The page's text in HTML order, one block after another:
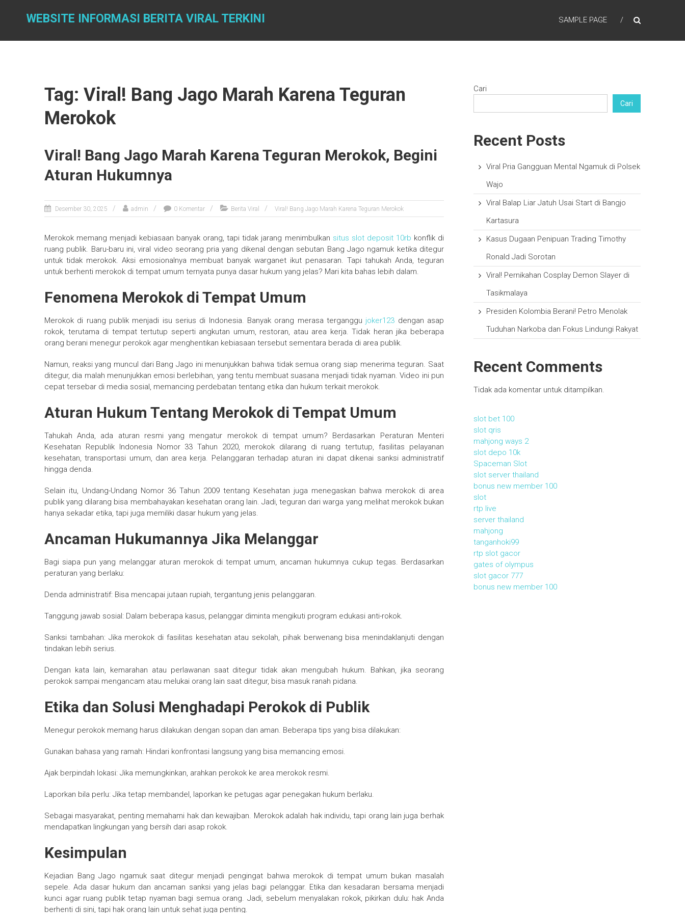
WEBSITE INFORMASI BERITA VIRAL TERKINI SAMPLE PAGE
Tag: Viral! Bang Jago Marah Karena Teguran
Merokok
Viral! Bang Jago Marah Karena Teguran Merokok, Begini
Aturan Hukumnya
Desember 30, 2025 admin 0 Komentar Berita Viral Viral! Bang Jago Marah Karena Teguran Merokok
Merokok memang menjadi kebiasaan banyak orang, tapi tidak jarang menimbulkan situs slot deposit 10rb konflik di
ruang publik. Baru-baru ini, viral video seorang pria yang dikenal dengan sebutan Bang Jago ngamuk ketika ditegur
untuk tidak merokok. Aksi emosionalnya membuat banyak warganet ikut penasaran. Tapi tahukah Anda, teguran
untuk berhenti merokok di tempat umum ternyata punya dasar hukum yang jelas? Mari kita bahas lebih dalam.
Fenomena Merokok di Tempat Umum
Merokok di ruang publik menjadi isu serius di Indonesia. Banyak orang merasa terganggu joker123 dengan asap
rokok, terutama di tempat tertutup seperti angkutan umum, restoran, atau area kerja. Tidak heran jika beberapa
orang berani menegur perokok agar menghentikan kebiasaan tersebut sementara berada di area publik.
Namun, reaksi yang muncul dari Bang Jago ini menunjukkan bahwa tidak semua orang siap menerima teguran. Saat
ditegur, dia malah menunjukkan emosi berlebihan, yang tentu membuat suasana menjadi tidak nyaman. Video ini pun
cepat tersebar di media sosial, memancing perdebatan tentang etika dan hukum terkait merokok.
Aturan Hukum Tentang Merokok di Tempat Umum
Tahukah Anda, ada aturan resmi yang mengatur merokok di tempat umum? Berdasarkan Peraturan Menteri
Kesehatan Republik Indonesia Nomor 33 Tahun 2020, merokok dilarang di ruang tertutup, fasilitas pelayanan
kesehatan, transportasi umum, dan area kerja. Pelanggaran terhadap aturan ini dapat dikenai sanksi administratif
hingga denda.
Selain itu, Undang-Undang Nomor 36 Tahun 2009 tentang Kesehatan juga menegaskan bahwa merokok di area
publik yang dilarang bisa membahayakan kesehatan orang lain. Jadi, teguran dari warga yang melihat merokok bukan
hanya sekadar etika, tapi juga memiliki dasar hukum yang jelas.
Ancaman Hukumannya Jika Melanggar
Bagi siapa pun yang melanggar aturan merokok di tempat umum, ancaman hukumnya cukup tegas. Berdasarkan
peraturan yang berlaku:
Denda administratif: Bisa mencapai jutaan rupiah, tergantung jenis pelanggaran.
Tanggung jawab sosial: Dalam beberapa kasus, pelanggar diminta mengikuti program edukasi anti-rokok.
Sanksi tambahan: Jika merokok di fasilitas kesehatan atau sekolah, pihak berwenang bisa menindaklanjuti dengan
tindakan lebih serius.
Dengan kata lain, kemarahan atau perlawanan saat ditegur tidak akan mengubah hukum. Bahkan, jika seorang
perokok sampai mengancam atau melukai orang lain saat ditegur, bisa masuk ranah pidana.
Etika dan Solusi Menghadapi Perokok di Publik
Menegur perokok memang harus dilakukan dengan sopan dan aman. Beberapa tips yang bisa dilakukan:
Gunakan bahasa yang ramah: Hindari konfrontasi langsung yang bisa memancing emosi.
Ajak berpindah lokasi: Jika memungkinkan, arahkan perokok ke area merokok resmi.
Laporkan bila perlu: Jika tetap membandel, laporkan ke petugas agar penegakan hukum berlaku.
Sebagai masyarakat, penting memahami hak dan kewajiban. Merokok adalah hak individu, tapi orang lain juga berhak
mendapatkan lingkungan yang bersih dari asap rokok.
Kesimpulan
Kejadian Bang Jago ngamuk saat ditegur menjadi pengingat bahwa merokok di tempat umum bukan masalah
sepele. Ada dasar hukum dan ancaman sanksi yang jelas bagi pelanggar. Etika dan kesadaran bersama menjadi
kunci agar ruang publik tetap nyaman bagi semua orang. Jadi, sebelum menyalakan rokok, pikirkan dulu: hak Anda
berhenti di sini, tapi hak orang lain untuk sehat juga penting.
Cari
Cari
Recent Posts
Viral Pria Gangguan Mental Ngamuk di Polsek
Wajo
Viral Balap Liar Jatuh Usai Start di Bangjo
Kartasura
Kasus Dugaan Penipuan Trading Timothy
Ronald Jadi Sorotan
Viral! Pernikahan Cosplay Demon Slayer di
Tasikmalaya
Presiden Kolombia Berani! Petro Menolak
Tuduhan Narkoba dan Fokus Lindungi Rakyat
Recent Comments
Tidak ada komentar untuk ditampilkan.
slot bet 100
slot qris
mahjong ways 2
slot depo 10k
Spaceman Slot
slot server thailand
bonus new member 100
slot
rtp live
server thailand
mahjong
tanganhoki99
rtp slot gacor
gates of olympus
slot gacor 777
bonus new member 100